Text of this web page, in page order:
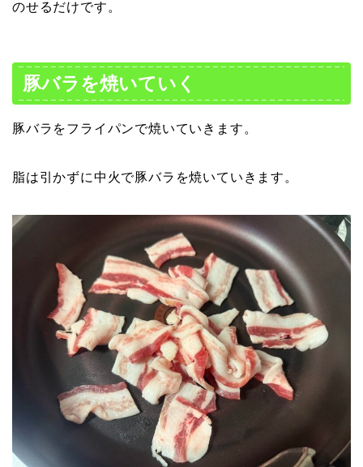
のせるだけです。
豚バラを焼いていく
豚バラをフライパンで焼いていきます。
脂は引かずに中火で豚バラを焼いていきます。